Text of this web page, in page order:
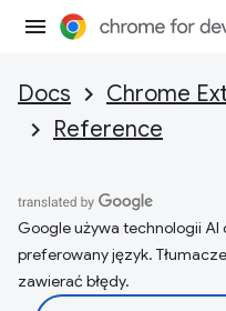
Docs Chrome
Reference
Google używa technologii AI
preferowany język.
zawierać błędy.